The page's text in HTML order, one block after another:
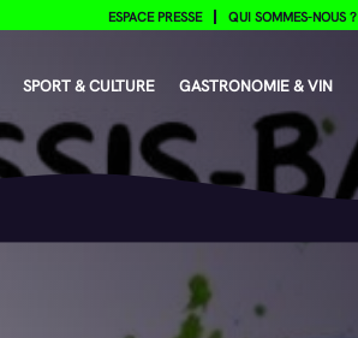
ESPACE PRESSE QUI SOMMES-NOUS ?
SPORT & CULTURE GASTRONOMIE & VIN